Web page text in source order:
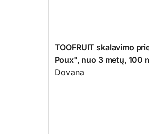
TOOFRUIT skalavimo
Poux", nuo 3 metų, 100
Dovana